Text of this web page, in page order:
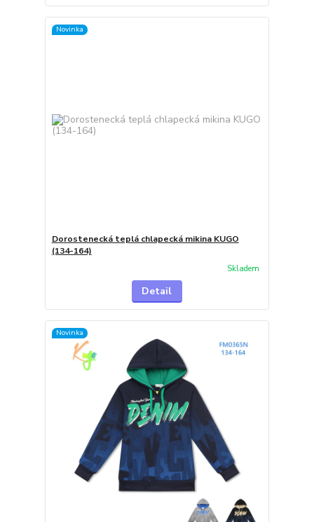
Novinka
Dorostenecká teplá chlapecká mikina KUGO
(134-164)
Skladem
Detail
Novinka